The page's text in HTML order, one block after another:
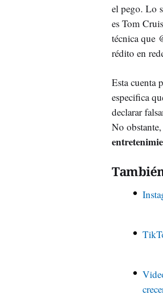
el pego. Lo
es Tom
técnica que
rédito en
Esta cuenta
especifica
declarar
No